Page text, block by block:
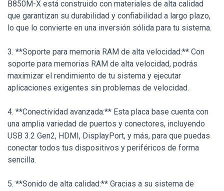
B850M-X está construido con materiales de alta calidad
que garantizan su durabilidad y confiabilidad a largo plazo,
lo que lo convierte en una inversión sólida para tu sistema.
3. **Soporte para memoria RAM de alta velocidad:** Con
soporte para memorias RAM de alta velocidad, podrás
maximizar el rendimiento de tu sistema y ejecutar
aplicaciones exigentes sin problemas de velocidad.
4. **Conectividad avanzada:** Esta placa base cuenta con
una amplia variedad de puertos y conectores, incluyendo
USB 3.2 Gen2, HDMI, DisplayPort, y más, para que puedas
conectar todos tus dispositivos y periféricos de forma
sencilla.
5. **Sonido de alta calidad:** Gracias a su sistema de